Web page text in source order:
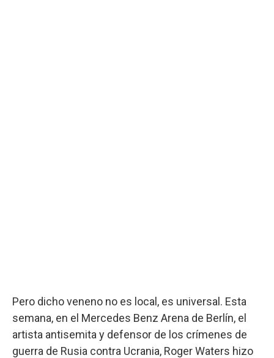
Pero dicho veneno no es local, es universal. Esta
semana, en el Mercedes Benz Arena de Berlín, el
artista antisemita y defensor de los crímenes de
guerra de Rusia contra Ucrania, Roger Waters hizo